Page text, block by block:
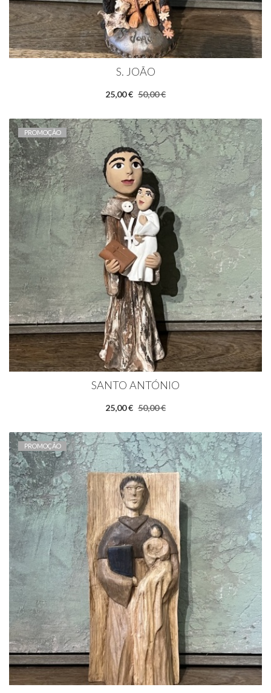
S. JOÃO
25,00 € 50,00 €
PROMOÇÃO
SANTO ANTÓNIO
25,00 € 50,00 €
PROMOÇÃO